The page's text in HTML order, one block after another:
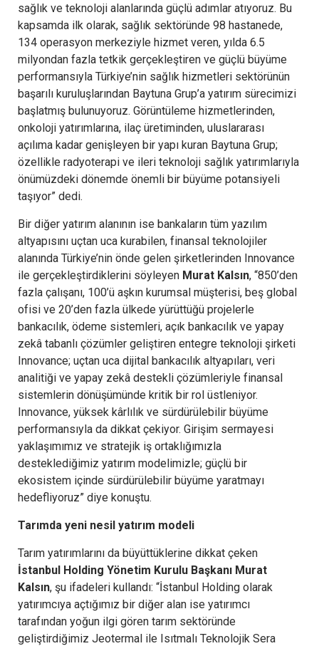
sağlık ve teknoloji alanlarında güçlü adımlar atıyoruz. Bu
kapsamda ilk olarak, sağlık sektöründe 98 hastanede,
134 operasyon merkeziyle hizmet veren, yılda 6.5
milyondan fazla tetkik gerçekleştiren ve güçlü büyüme
performansıyla Türkiye’nin sağlık hizmetleri sektörünün
başarılı kuruluşlarından Baytuna Grup’a yatırım sürecimizi
başlatmış bulunuyoruz. Görüntüleme hizmetlerinden,
onkoloji yatırımlarına, ilaç üretiminden, uluslararası
açılıma kadar genişleyen bir yapı kuran Baytuna Grup;
özellikle radyoterapi ve ileri teknoloji sağlık yatırımlarıyla
önümüzdeki dönemde önemli bir büyüme potansiyeli
taşıyor” dedi.
Bir diğer yatırım alanının ise bankaların tüm yazılım
altyapısını uçtan uca kurabilen, finansal teknolojiler
alanında Türkiye’nin önde gelen şirketlerinden Innovance
ile gerçekleştirdiklerini söyleyen Murat Kalsın, “850’den
fazla çalışanı, 100’ü aşkın kurumsal müşterisi, beş global
ofisi ve 20’den fazla ülkede yürüttüğü projelerle
bankacılık, ödeme sistemleri, açık bankacılık ve yapay
zekâ tabanlı çözümler geliştiren entegre teknoloji şirketi
Innovance; uçtan uca dijital bankacılık altyapıları, veri
analitiği ve yapay zekâ destekli çözümleriyle finansal
sistemlerin dönüşümünde kritik bir rol üstleniyor.
Innovance, yüksek kârlılık ve sürdürülebilir büyüme
performansıyla da dikkat çekiyor. Girişim sermayesi
yaklaşımımız ve stratejik iş ortaklığımızla
desteklediğimiz yatırım modelimizle; güçlü bir
ekosistem içinde sürdürülebilir büyüme yaratmayı
hedefliyoruz” diye konuştu.
Tarımda yeni nesil yatırım modeli
Tarım yatırımlarını da büyüttüklerine dikkat çeken
İstanbul Holding Yönetim Kurulu Başkanı Murat
Kalsın, şu ifadeleri kullandı: “İstanbul Holding olarak
yatırımcıya açtığımız bir diğer alan ise yatırımcı
tarafından yoğun ilgi gören tarım sektöründe
geliştirdiğimiz Jeotermal ile Isıtmalı Teknolojik Sera